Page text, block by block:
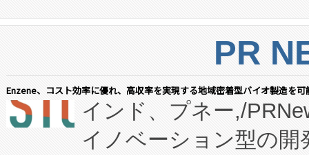
PR
Enzene、コスト効率に優れ、高収率を実現する地域密着型バイオ製造を
インド、プネー,/
イノベーション型の